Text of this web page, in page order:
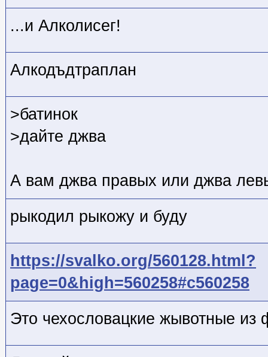
...и Алколисег!
Алкодъдтраплан
>батинок
>дайте джва
А вам джва правых или джва
рыкодил рыкожу и буду
https://svalko.org/560128.html?
page=0&high=560258#c560258
Это чехословацкие жывотные